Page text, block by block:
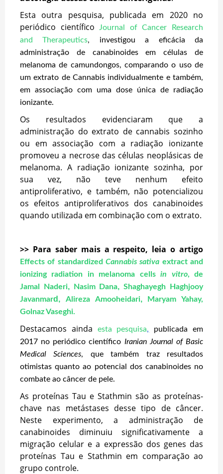
Esta outra pesquisa, publicada em 2020 no
periódico científicoJournal of Cancer Research
and Therapeutics, investigou a eficácia da
administração de canabinoides em células de
melanoma de camundongos, comparando o uso de
um extrato de Cannabis individualmente e também,
em associação com uma dose única de radiação
ionizante.
Os resultados evidenciaram que a
administração do extrato de cannabis sozinho
ou em associação com a radiação ionizante
promoveu a necrose das células neoplásicas de
melanoma. A radiação ionizante sozinha, por
sua vez, não teve nenhum efeito
antiproliferativo, e também, não potencializou
os efeitos antiproliferativos dos canabinoides
quando utilizada em combinação com o extrato.
>> Para saber mais a respeito, leia o artigo
Effects of standardized Cannabis sativa extract and
ionizing radiation in melanoma cellsin vitro, de
Jamal Naderi, Nasim Dana,Shaghayegh Haghjooy
Javanmard, Alireza Amooheidari,
Maryam Yahay,
Golnaz Vaseghi.
Destacamos ainda esta pesquisa, publicada em
2017 no periódico científico Iranian Journal of Basic
Medical Sciences, que também traz resultados
otimistas quanto ao potencial dos canabinoides no
combate ao câncer de pele.
As proteínas Tau e Stathmin são as proteínas-
chave nas metástases desse tipo de câncer.
Neste experimento, a administração de
canabinoides diminuiu significativamente a
migração celular e a expressão dos genes das
proteínas Tau e Stathmin em comparação ao
grupo controle.